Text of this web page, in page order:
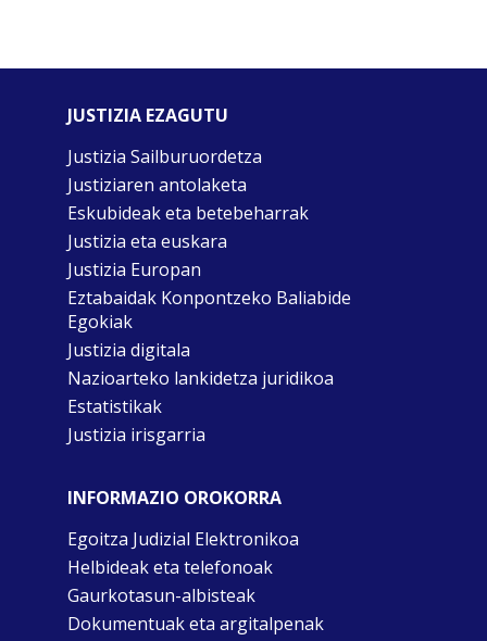
JUSTIZIA EZAGUTU
Justizia Sailburuordetza
Justiziaren antolaketa
Eskubideak eta betebeharrak
Justizia eta euskara
Justizia Europan
Eztabaidak Konpontzeko Baliabide
Egokiak
Justizia digitala
Nazioarteko lankidetza juridikoa
Estatistikak
Justizia irisgarria
INFORMAZIO OROKORRA
Egoitza Judizial Elektronikoa
Helbideak eta telefonoak
Gaurkotasun-albisteak
Dokumentuak eta argitalpenak